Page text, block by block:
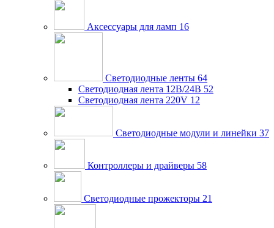
Аксессуары для ламп 16
Светодиодные ленты 64
Светодиодная лента 12В/24В 52
Светодиодная лента 220V 12
Светодиодные модули и линейки 37
Контроллеры и драйверы 58
Светодиодные прожекторы 21